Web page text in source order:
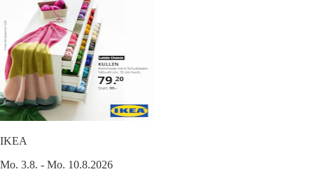
IKEA
Mo. 3.8. - Mo. 10.8.2026